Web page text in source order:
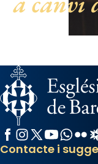
Facebook
Instagram
X / Twitter
YouTube
Contacte i